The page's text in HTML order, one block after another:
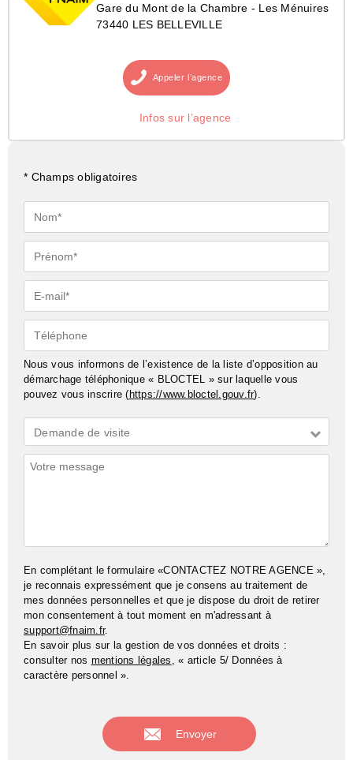
Gare du Mont de la Chambre - Les Ménuires
73440 LES BELLEVILLE
Appeler l’agence
Infos sur l’agence
* Champs obligatoires
Nom*
Prénom*
E-
mail*
Téléphone
Nous vous informons de l’existence de la liste d’opposition au
démarchage téléphonique « BLOCTEL » sur laquelle vous
pouvez vous inscrire (https://www.bloctel.gouv.fr).
Demande
*
Demande de visite
Commentaires
En complétant le formulaire «CONTACTEZ NOTRE AGENCE »,
je reconnais expressément que je consens au traitement de
mes données personnelles et que je dispose du droit de retirer
mon consentement à tout moment en m'adressant à
support@fnaim.fr.
En savoir plus sur la gestion de vos données et droits :
consulter nos mentions légales , « article 5/ Données à
caractère personnel ».